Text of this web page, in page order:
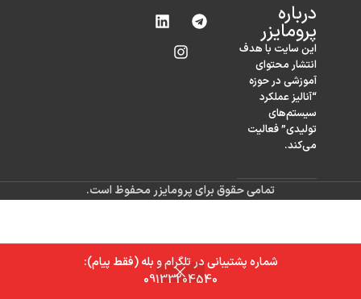
شماره پشتیبانی در تلگرام و بله (فقط پیام):
09133204540
درباره‌
پرومایزر
این سایت با هدف
انتشار محتوای
آموزشی در حوزه
“آنالیز عملکرد
سیستم‌های
تولیدی” فعالیت
می‌کند.
تمامی حقوق برای پرومایزر محفوظ است.